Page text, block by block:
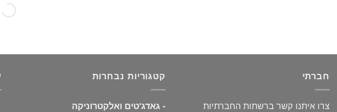
חברתי
צרו איתנו קשר ברשתות החברתיות
קטגוריות נבחרות
- גאדג'טים ואלקטרוניקה